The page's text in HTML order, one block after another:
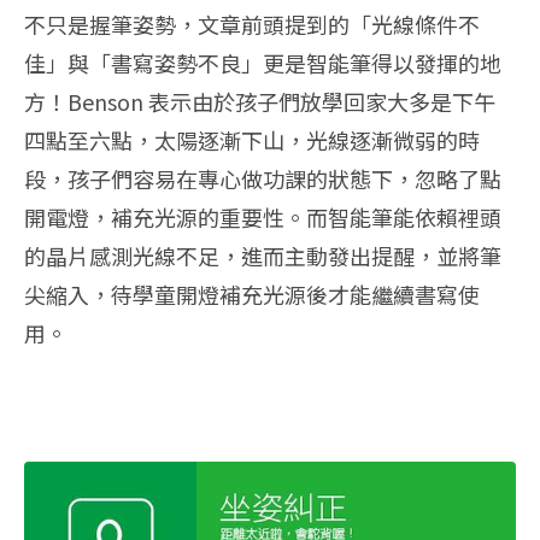
不只是握筆姿勢，文章前頭提到的「光線條件不
佳」與「書寫姿勢不良」更是智能筆得以發揮的地
方！Benson 表示由於孩子們放學回家大多是下午
四點至六點，太陽逐漸下山，光線逐漸微弱的時
段，孩子們容易在專心做功課的狀態下，忽略了點
開電燈，補充光源的重要性。而智能筆能依賴裡頭
的晶片感測光線不足，進而主動發出提醒，並將筆
尖縮入，待學童開燈補充光源後才能繼續書寫使
用。